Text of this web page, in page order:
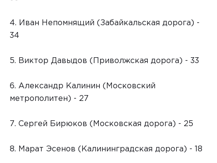
4. Иван Непомнящий (Забайкальская дорога) -
34
5. Виктор Давыдов (Приволжская дорога) - 33
6. Александр Калинин (Московский
метрополитен) - 27
7. Сергей Бирюков (Московская дорога) - 25
8. Марат Эсенов (Калининградская дорога) - 18